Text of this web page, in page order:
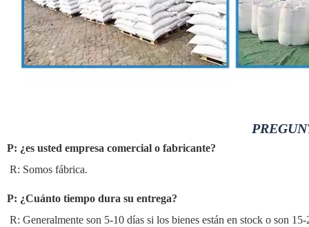
P: ¿es usted empresa comercial o fabricante?
R: Somos fábrica.
P: ¿Cuánto tiempo dura su entrega?
R: Generalmente son 5-10 días si los bienes están en stock o son